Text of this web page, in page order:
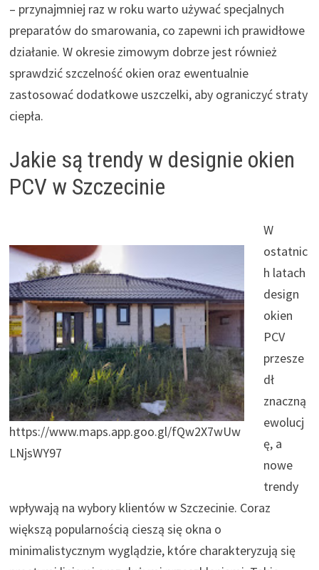
– przynajmniej raz w roku warto używać specjalnych
preparatów do smarowania, co zapewni ich prawidłowe
działanie. W okresie zimowym dobrze jest również
sprawdzić szczelność okien oraz ewentualnie
zastosować dodatkowe uszczelki, aby ograniczyć straty
ciepła.
Jakie są trendy w designie okien
PCV w Szczecinie
https://www.maps.app.goo.gl/fQw2X7wUw
LNjsWY97
W
ostatnic
h latach
design
okien
PCV
przesze
dł
znaczną
ewolucj
ę, a
nowe
trendy
wpływają na wybory klientów w Szczecinie. Coraz
większą popularnością cieszą się okna o
minimalistycznym wyglądzie, które charakteryzują się